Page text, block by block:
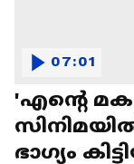
'എന്റെ
ഭാഗ്യം
07:01